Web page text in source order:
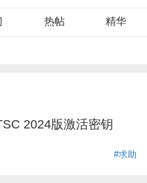
热帖 精华
2024版激活密钥
#求助